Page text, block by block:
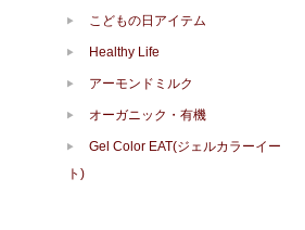
こどもの日アイテム
Healthy Life
アーモンドミルク
オーガニック・有機
Gel Color EAT(ジェルカラーイー
ト)